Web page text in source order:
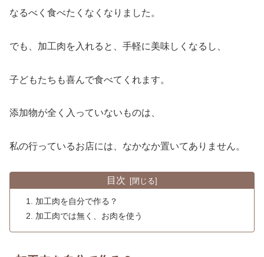
なるべく食べたくなくなりました。
でも、加工肉を入れると、手軽に美味しくなるし、
子どもたちも喜んで食べてくれます。
添加物が全く入っていないものは、
私の行っているお店には、なかなか置いてありません。
目次
加工肉を自分で作る？
加工肉では無く、お肉を使う